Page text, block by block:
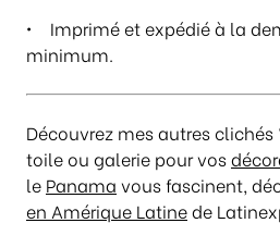
• Imprimé et expédié à la
minimum.
Découvrez mes autres clichés
toile ou galerie pour vos
le Panama vous fascinent,
en Amérique Latinede